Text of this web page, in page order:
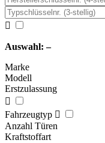

Auswahl:–
Marke
Modell
Erstzulassung

Fahrzeugtyp 
Anzahl Türen
Kraftstoffart